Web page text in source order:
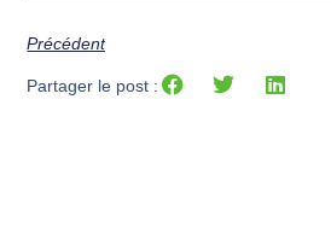
Précédent
Partager le post :